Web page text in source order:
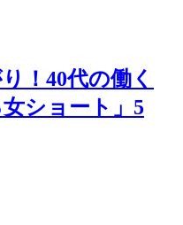
！40代の働く
ショート」5